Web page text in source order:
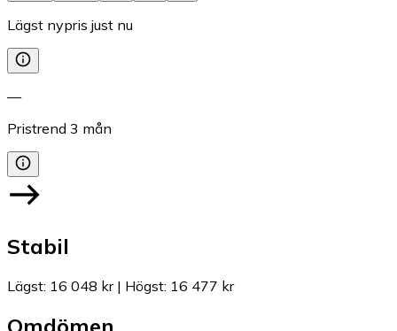
Lägst nypris just nu
—
Pristrend 3 mån
Stabil
Lägst: 16 048 kr| Högst: 16 477 kr